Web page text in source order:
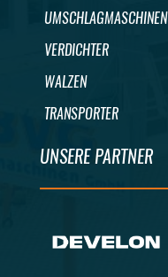
UMSCHLAGMASCHINEN
VERDICHTER
WALZEN
TRANSPORTER
UNSERE PARTNER